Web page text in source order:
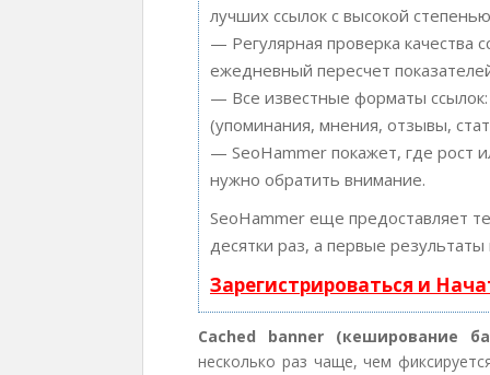
лучших ссылок с высокой
— Регулярная проверка качества
ежедневный пересчет
— Все известные форматы
(упоминания, мнения, отзывы,
— SeoHammer покажет, где рост
нужно обратить внимание.
SeoHammer еще предоставляет
десятки раз, а первые
Зарегистрироваться и
Cached banner (кеширование
несколько раз чаще, чем